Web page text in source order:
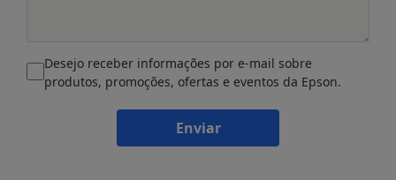
Desejo receber informações por e-mail sobre
produtos, promoções, ofertas e eventos da Epson.
Enviar